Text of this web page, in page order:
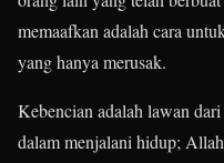
memaafkan adalah cara
yang hanya merusak.
Kebencian adalah lawan
dalam menjalani hidup;